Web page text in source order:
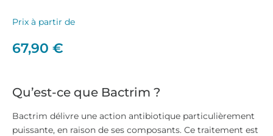
Prix à partir de
67,90 €
Qu’est-ce que Bactrim ?
Bactrim délivre une action antibiotique particulièrement
puissante, en raison de ses composants. Ce traitement est